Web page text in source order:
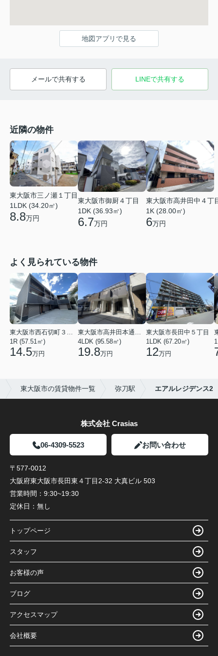
地図アプリで見る
メールで共有する LINEで共有する
近隣の物件
東大阪市三ノ瀬１丁目
1LDK (34.20㎡)
8.8万円
東大阪市御厨４丁目
1DK (36.93㎡)
6.7万円
東大阪市高井田中４丁
1K (28.00㎡)
6万円
よく見られている物件
東大阪市西石切町３丁目
1R (57.51㎡)
14.5万円
東大阪市高井田本通２丁目
4LDK (95.58㎡)
19.8万円
東大阪市長田中５丁目
1LDK (67.20㎡)
12万円
東大阪市の賃貸物件一覧 弥刀駅 エアルレジデンス2
株式会社 Crasias
06-4309-5523 お問い合わせ
〒577-0012
大阪府東大阪市長田東４丁目2-32 大真ビル 503
営業時間： 9:30~19:30
定休日： 無し
トップページ
スタッフ
お客様の声
ブログ
アクセスマップ
会社概要